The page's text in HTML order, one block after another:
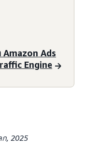
Ads
Engine
, 2025